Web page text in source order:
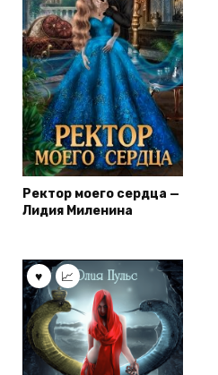
Ректор моего сердца —
Лидия Миленина